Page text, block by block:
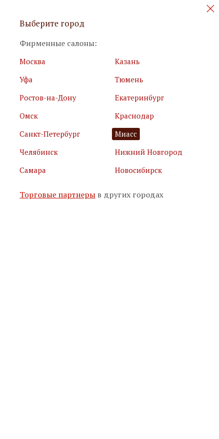
Персональные акции и новинки
Я принимаю
условия использования сайта
Я соглашаюсь сполитикой обработки персональных
Подписаться
Выберите город
Фирменные салоны:
Москва
Казань
Уфа
Тюмень
Ростов-на-Дону
Екатеринбург
Омск
Краснодар
Санкт-Петербург
Миасс
Челябинск
Нижний Новгород
Самара
Новосибирск
Торговые партнеры в других городах